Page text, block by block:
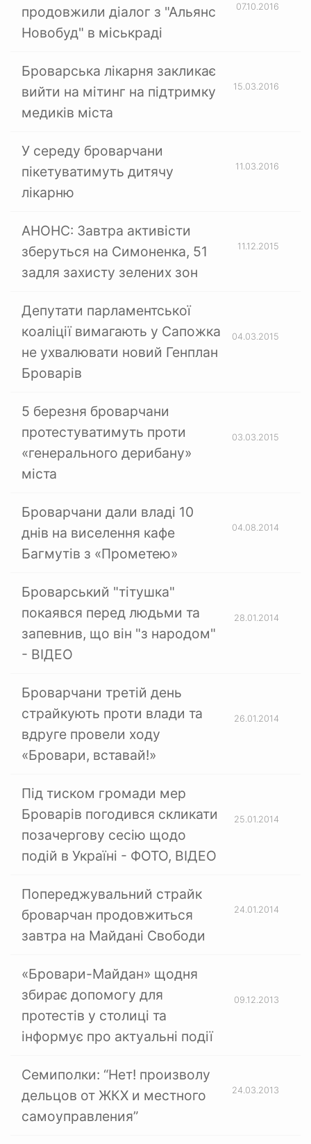
продовжили діалог з "Альянс
Новобуд" в міськраді
07.10.2016
Броварська лікарня закликає
вийти на мітинг на підтримку
медиків міста
15.03.2016
У середу броварчани
пікетуватимуть дитячу
лікарню
11.03.2016
АНОНС: Завтра активісти
зберуться на Симоненка, 51
задля захисту зелених зон
11.12.2015
Депутати парламентської
коаліції вимагають у Сапожка
не ухвалювати новий Генплан
Броварів
04.03.2015
5 березня броварчани
протестуватимуть проти
«генерального дерибану»
міста
03.03.2015
Броварчани дали владі 10
днів на виселення кафе
Багмутів з «Прометею»
04.08.2014
Броварський "тітушка"
покаявся перед людьми та
запевнив, що він "з народом"
- ВІДЕО
28.01.2014
Броварчани третій день
страйкують проти влади та
вдруге провели ходу
«Бровари, вставай!»
26.01.2014
Під тиском громади мер
Броварів погодився скликати
позачергову сесію щодо
подій в Україні - ФОТО, ВІДЕО
25.01.2014
Попереджувальний страйк
броварчан продовжиться
завтра на Майдані Свободи
24.01.2014
«Бровари-Майдан» щодня
збирає допомогу для
протестів у столиці та
інформує про актуальні події
09.12.2013
Семиполки: “Нет! произволу
дельцов от ЖКХ и местного
самоуправления”
24.03.2013